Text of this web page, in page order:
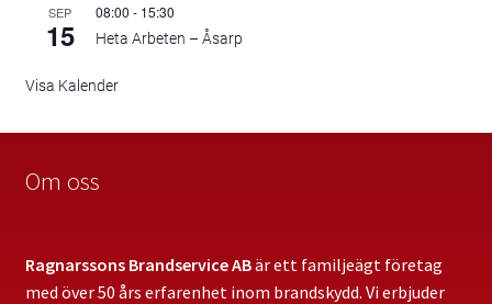
SBA – Egenkontroll med pärm
SBA Standard
Utbildningar
SEP
15
08:00 - 15:30
Heta Arbeten – Åsarp
Visa Kalender
Om oss
Ragnarssons Brandservice ABär ett familjeägt företag
med över 50 års erfarenhet inom brandskydd. Vi erbjuder